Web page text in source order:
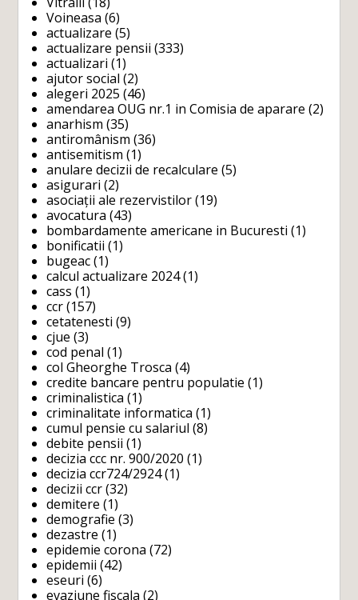
Voineasa (6)
actualizare (5)
actualizare pensii (333)
actualizari (1)
ajutor social (2)
alegeri 2025 (46)
amendarea OUG nr.1 in Comisia de aparare (2)
anarhism (35)
antiromânism (36)
antisemitism (1)
anulare decizii de recalculare (5)
asigurari (2)
asociații ale rezervistilor (19)
avocatura (43)
bombardamente americane in Bucuresti (1)
bonificatii (1)
bugeac (1)
calcul actualizare 2024(1)
cass (1)
ccr (157)
cetatenesti (9)
cjue (3)
cod penal (1)
col Gheorghe Trosca (4)
credite bancare pentru populatie (1)
criminalistica (1)
criminalitate informatica (1)
cumul pensie cu salariul (8)
debite pensii (1)
decizia ccc nr. 900/2020 (1)
decizia ccr724/2924(1)
decizii ccr (32)
demitere (1)
demografie (3)
dezastre (1)
epidemie corona (72)
epidemii (42)
eseuri (6)
evaziune fiscala (2)